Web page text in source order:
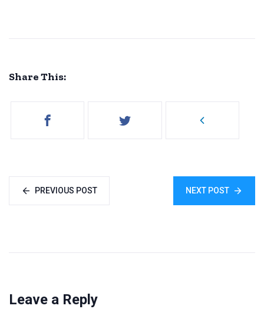
Share This:
PREVIOUS POST NEXT POST
Leave a Reply